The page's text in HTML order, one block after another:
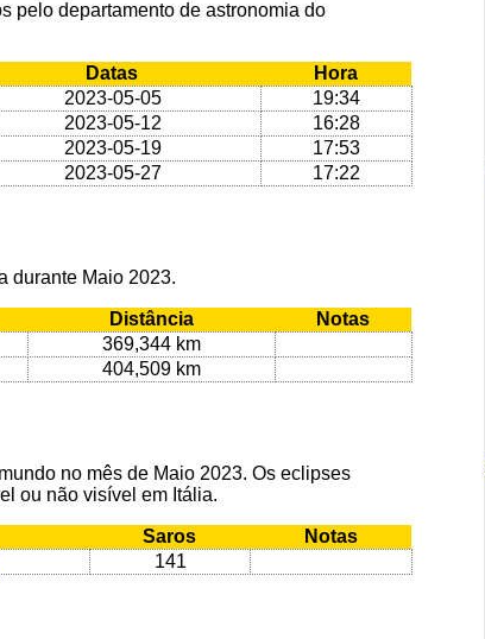
pelo departamento de astronomia do
Datas
Hora
2023-05-05
19:34
2023-05-12
16:28
2023-05-19
17:53
2023-05-27 17:22
durante Maio 2023.
Distância
Notas
369,344 km
404,509 km
no mês de Maio 2023. Os eclipses
ou não visível em Itália.
Saros
Notas
141